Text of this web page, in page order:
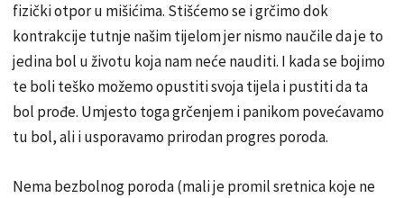
fizički otpor u mišićima. Stišćemo se i grčimo dok
kontrakcije tutnje našim tijelom jer nismo naučile da je to
jedina bol u životu koja nam neće nauditi. I kada se bojimo
te boli teško možemo opustiti svoja tijela i pustiti da ta
bol prođe. Umjesto toga grčenjem i panikom povećavamo
tu bol, ali i usporavamo prirodan progres poroda.
Nema bezbolnog poroda (mali je promil sretnica koje ne